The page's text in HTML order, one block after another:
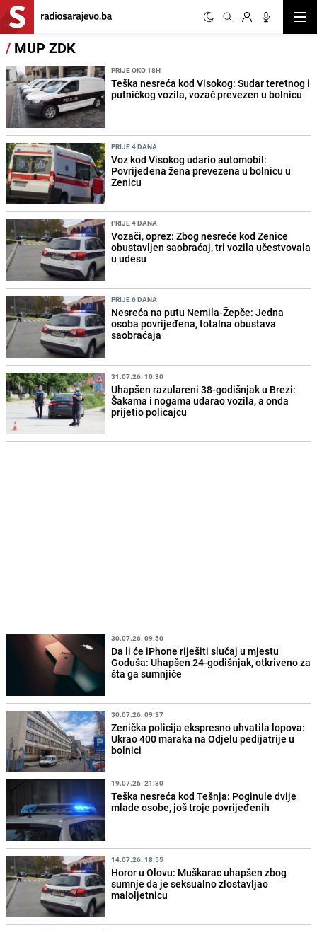
/ MUP ZDK
PRIJE OKO 18H
Teška nesreća kod Visokog: Sudar teretnog i
putničkog vozila, vozač prevezen u bolnicu
PRIJE 4 DANA
Voz kod Visokog udario automobil:
Povrijeđena žena prevezena u bolnicu u
Zenicu
PRIJE 4 DANA
Vozači, oprez: Zbog nesreće kod Zenice
obustavljen saobraćaj, tri vozila učestvovala
u udesu
PRIJE 6 DANA
Nesreća na putu Nemila-Žepče: Jedna
osoba povrijeđena, totalna obustava
saobraćaja
31.07.26. 10:30
Uhapšen razulareni 38-godišnjak u Brezi:
Šakama i nogama udarao vozila, a onda
prijetio policajcu
30.07.26. 09:50
Da li će iPhone riješiti slučaj u mjestu
Goduša: Uhapšen 24-godišnjak, otkriveno za
šta ga sumnjiče
30.07.26. 09:37
Zenička policija ekspresno uhvatila lopova:
Ukrao 400 maraka na Odjelu pedijatrije u
bolnici
19.07.26. 21:30
Teška nesreća kod Tešnja: Poginule dvije
mlade osobe, još troje povrijeđenih
14.07.26. 18:55
Horor u Olovu: Muškarac uhapšen zbog
sumnje da je seksualno zlostavljao
maloljetnicu